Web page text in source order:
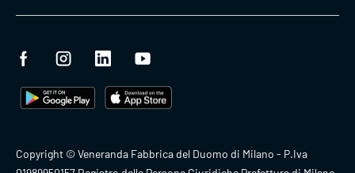
Copyright © Veneranda Fabbrica del Duomo di Milano - P.Iva